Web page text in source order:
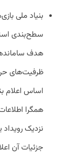
بنیاد ملی
سطح‌بندی
هدف
ظرفیت‌های
اساس اعلام
همگرا
نزدیک رویداد
جزئیات آن